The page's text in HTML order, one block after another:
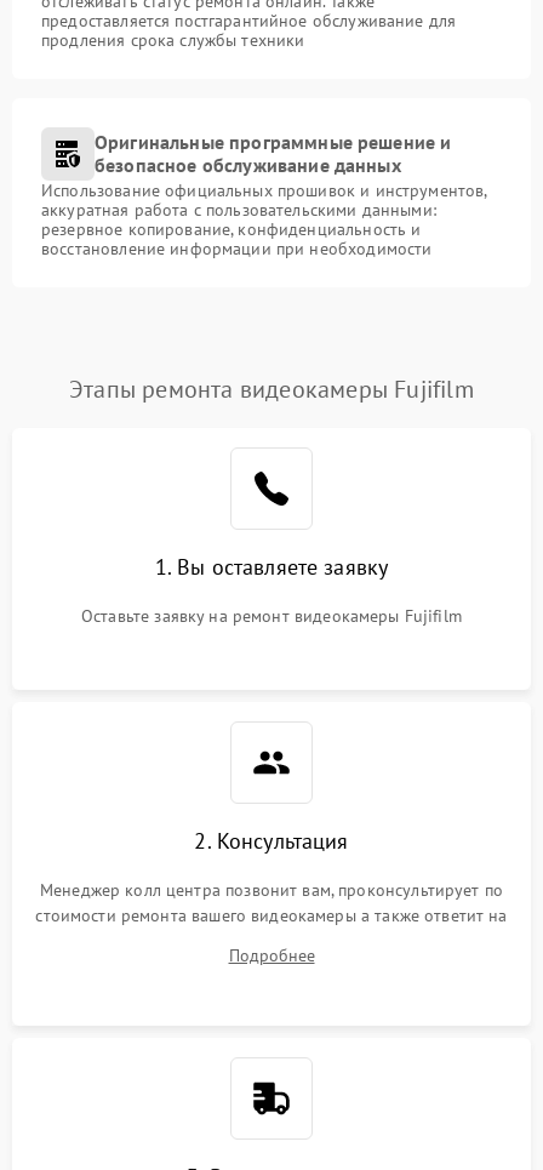
предоставляется постгарантийное обслуживание для
продления срока службы техники
Оригинальные программные решение и
безопасное обслуживание данных
Использование официальных прошивок и инструментов,
аккуратная работа с пользовательскими данными:
резервное копирование, конфиденциальность и
восстановление информации при необходимости
Этапы ремонта видеокамеры Fujifilm
1. Вы оставляете заявку
Оставьте заявку на ремонт видеокамеры Fujifilm
2. Консультация
Менеджер колл центра позвонит вам, проконсультирует по
стоимости ремонта вашего видеокамеры а также ответит на
Подробнее